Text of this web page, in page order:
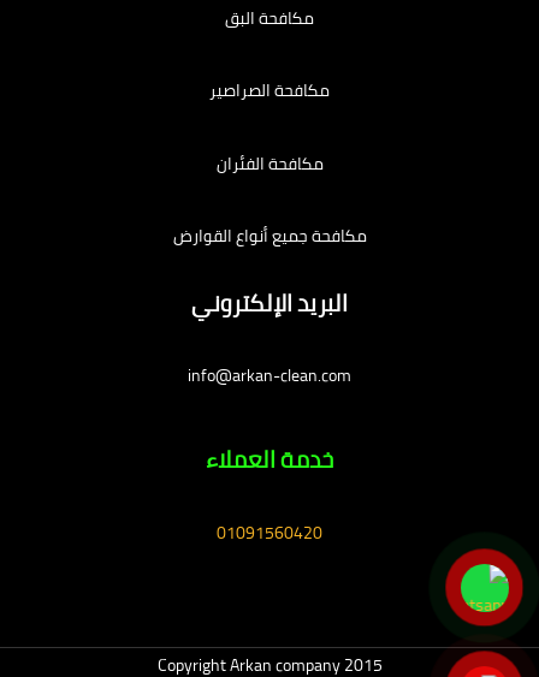
مكافحة البق
مكافحة الصراصير
مكافحة الفئران
مكافحة جميع أنواع القوارض
البريد الإلكتروني
info@arkan-clean.com
خدمة العملاء
01091560420
Copyright Arkan company 2015